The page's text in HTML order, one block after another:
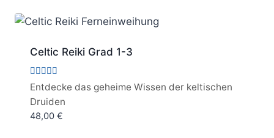
Celtic Reiki Grad 1-3
Bewertet
mit
5.00
Entdecke das geheime Wissen der keltischen
Druiden
48,00 €